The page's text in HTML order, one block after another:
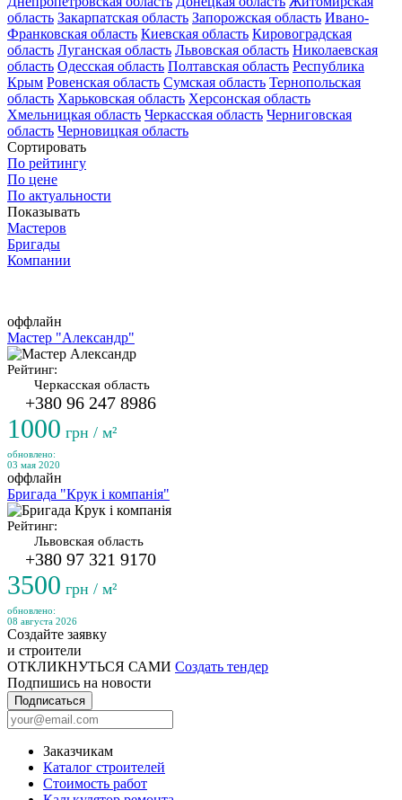
область Закарпатская область Запорожская область Ивано-
Франковская область Киевская область Кировоградская
область Луганская область Львовская область Николаевская
область Одесская область Полтавская область Республика
Крым Ровенская область Сумская область Тернопольская
область Харьковская область Херсонская область
Хмельницкая область Черкасская область Черниговская
область Черновицкая область
Сортировать
По рейтингу
По цене
По актуальности
Показывать
Мастеров
Бригады
Компании
оффлайн
Мастер "Александр"
Рейтинг:
Черкасская область
+380 96 247 8986
1000 грн / м²
обновлено:
03 мая 2020
оффлайн
Бригада "Крук і компанія"
Рейтинг:
Львовская область
+380 97 321 9170
3500 грн / м²
обновлено:
08 августа 2026
Создайте заявку
и строители
ОТКЛИКНУТЬСЯ САМИ Создать тендер
Подпишись на новости
Подписаться
Заказчикам
Каталог строителей
Стоимость работ